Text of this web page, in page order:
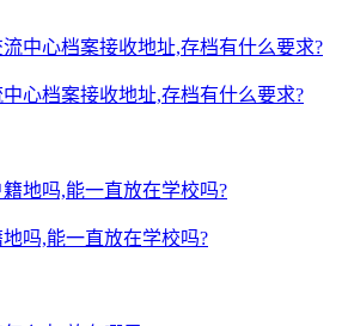
心档案接收地址,存档有什么要求?
吗,能一直放在学校吗?